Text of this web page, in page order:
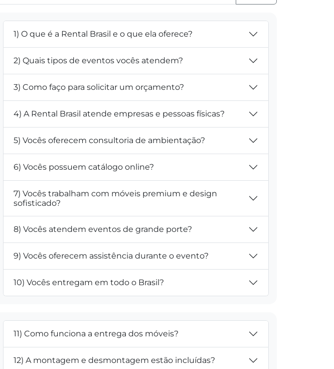
1) O que é a Rental Brasil e o que ela oferece?
2) Quais tipos de eventos vocês atendem?
3) Como faço para solicitar um orçamento?
4) A Rental Brasil atende empresas e pessoas físicas?
5) Vocês oferecem consultoria de ambientação?
6) Vocês possuem catálogo online?
7) Vocês trabalham com móveis premium e design
sofisticado?
8) Vocês atendem eventos de grande porte?
9) Vocês oferecem assistência durante o evento?
10) Vocês entregam em todo o Brasil?
11) Como funciona a entrega dos móveis?
12) A montagem e desmontagem estão incluídas?